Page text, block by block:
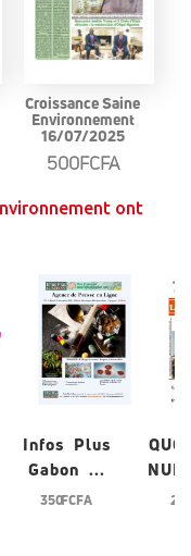
Croissance Saine
Environnement
16/07/2025
500FCFA
ont
Infos Plus
Gabon ...
350 FCFA